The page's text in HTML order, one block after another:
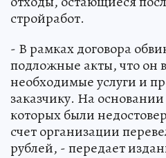
стройработ.
- В рамках договора
подложные акты, что он
необходимые услуги и
заказчику. На
которых были
счет организации
рублей, - передает